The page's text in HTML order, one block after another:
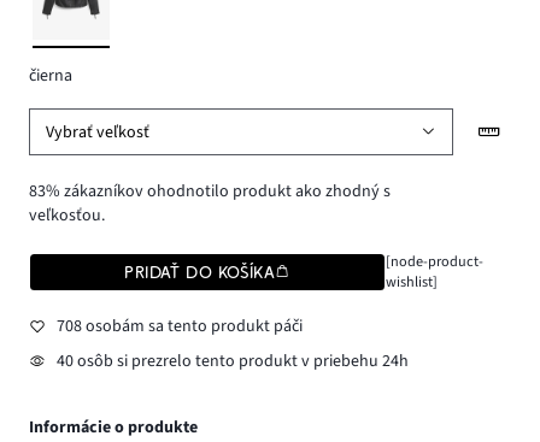
čierna
Vybrať veľkosť
83% zákazníkov ohodnotilo produkt ako zhodný s
veľkosťou.
PRIDAŤ DO KOŠÍKA
[node-product-
wishlist]
708 osobám sa tento produkt páči
40 osôb si prezrelo tento produkt v priebehu 24h
Informácie o produkte